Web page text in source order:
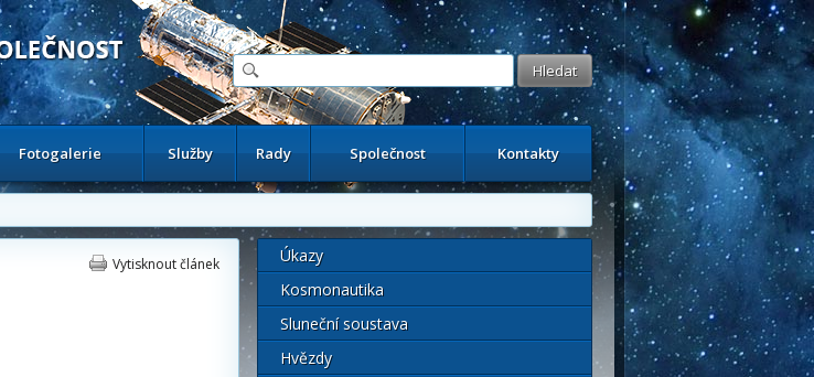
Fotogalerie Služby Rady Společnost Kontakty
Vytisknout článek
Úkazy
Kosmonautika
Sluneční soustava
Hvězdy